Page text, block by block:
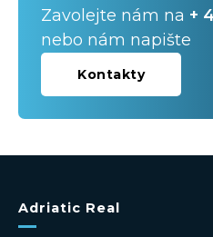
Zavolejte nám na +
nebo nám napište
Kontakty
Adriatic Real